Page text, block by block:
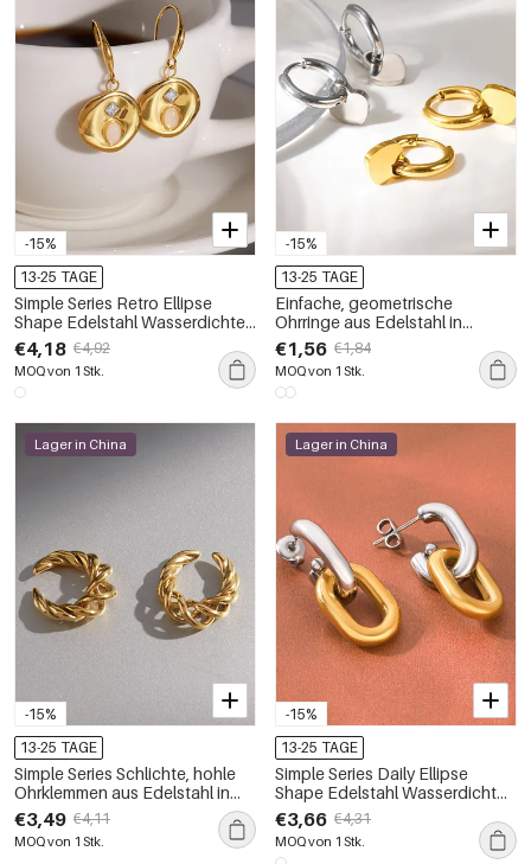
-15%
13-25 TAGE
Simple Series Retro Ellipse
Shape Edelstahl Wasserdichte
Goldfarbene Damen-Ohrhänger
€4,18 €4,92
MOQ von 1 Stk.
-15%
13-25 TAGE
Einfache, geometrische
Ohrringe aus Edelstahl in
Goldfarbe, wasserdicht
€1,56 €1,84
MOQ von 1 Stk.
-15%
Lager in China
13-25 TAGE
Simple Series Schlichte, hohle
Ohrklemmen aus Edelstahl in
Goldfarbe für Damen
€3,49 €4,11
MOQ von 1 Stk.
-15%
Lager in China
13-25 TAGE
Simple Series Daily Ellipse
Shape Edelstahl Wasserdicht
Goldfarbene Damen-Ohrstecker
€3,66 €4,31
MOQ von 1 Stk.